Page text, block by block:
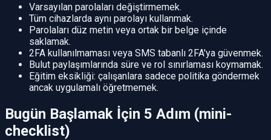
Varsayılan parolaları değiştirmemek.
Tüm cihazlarda aynı parolayı kullanmak.
Parolaları düz metin veya ortak bir belge içinde
saklamak.
2FA kullanılmaması veya SMS tabanlı 2FA'ya güvenmek.
Bulut paylaşımlarında süre ve rol sınırlaması koymamak.
Eğitim eksikliği: çalışanlara sadece politika göndermek
ancak uygulamalı öğretmemek.
Bugün Başlamak İçin 5 Adım (mini-
checklist)